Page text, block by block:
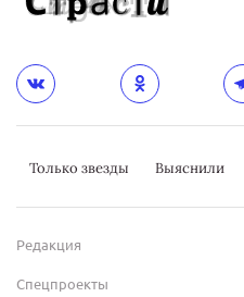
Только звезды Выяснили
Редакция
Спецпроекты